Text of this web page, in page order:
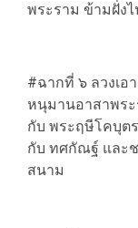
พระราม ข้ามฝั่งไ
#ฉากที่ ๖ ลวงเอ
หนุมานอาสาพระ
กับ พระฤษีโคบุต
กับ ทศกัณฐ์ และ
สนาม